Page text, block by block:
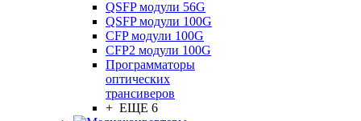
QSFP модули 56G
QSFP модули 100G
CFP модули 100G
CFP2 модули 100G
Программаторы
оптических
трансиверов
+ ЕЩЕ 6